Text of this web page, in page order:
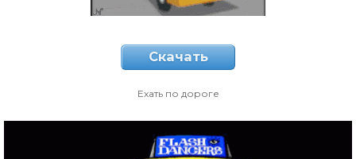
Скачать
Ехать по дороге